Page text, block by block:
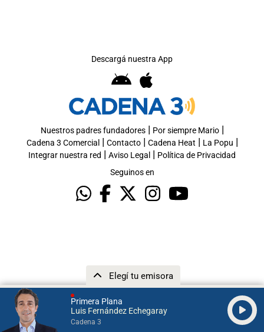
Primera Plana
Luis Fernández Echegaray
Cadena 3
Elegí tu emisora
Descargá nuestra App
Nuestros padres fundadores| Por siempre Mario|
Cadena 3 Comercial | Contacto| Cadena Heat | La Popu |
Integrar nuestra red | Aviso Legal | Política de Privacidad
Seguinos en